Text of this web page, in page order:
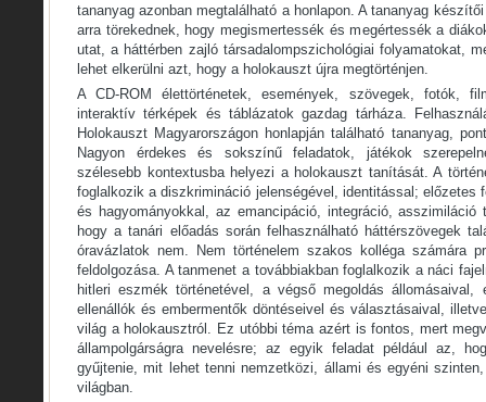
tananyag azonban megtalálható a honlapon. A tananyag
arra törekednek, hogy megismertessék és megértessék a
utat, a háttérben zajló társadalompszichológiai folyamatokat,
lehet elkerülni azt, hogy a holokauszt újra megtörténjen.
A CD-ROM élettörténetek, események, szövegek, fotók,
interaktív térképek és táblázatok gazdag tárháza.
Holokauszt Magyarországon honlapján található tananyag,
Nagyon érdekes és sokszínű feladatok, játékok
szélesebb kontextusba helyezi a holokauszt tanítását. A
foglalkozik a diszkrimináció jelenségével, identitással; előzetes
és hagyományokkal, az emancipáció, integráció,
hogy a tanári előadás során felhasználható háttérszövegek
óravázlatok nem. Nem történelem szakos kolléga számára
feldolgozása. A tanmenet a továbbiakban foglalkozik a náci
hitleri eszmék történetével, a végső megoldás állomásaival,
ellenállók és embermentők döntéseivel és választásaival,
világ a holokausztról. Ez utóbbi téma azért is fontos, mert
állampolgárságra nevelésre; az egyik feladat például az,
gyűjtenie, mit lehet tenni nemzetközi, állami és egyéni
világban.